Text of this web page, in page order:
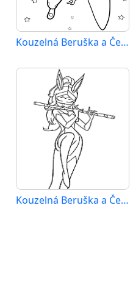
Kouzelná Beruška a Černý Kocour (57)
Kouzelná Beruška a Černý Kocour (59)